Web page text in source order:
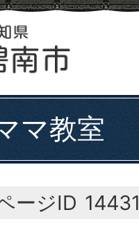
マ教室
ージID 14431